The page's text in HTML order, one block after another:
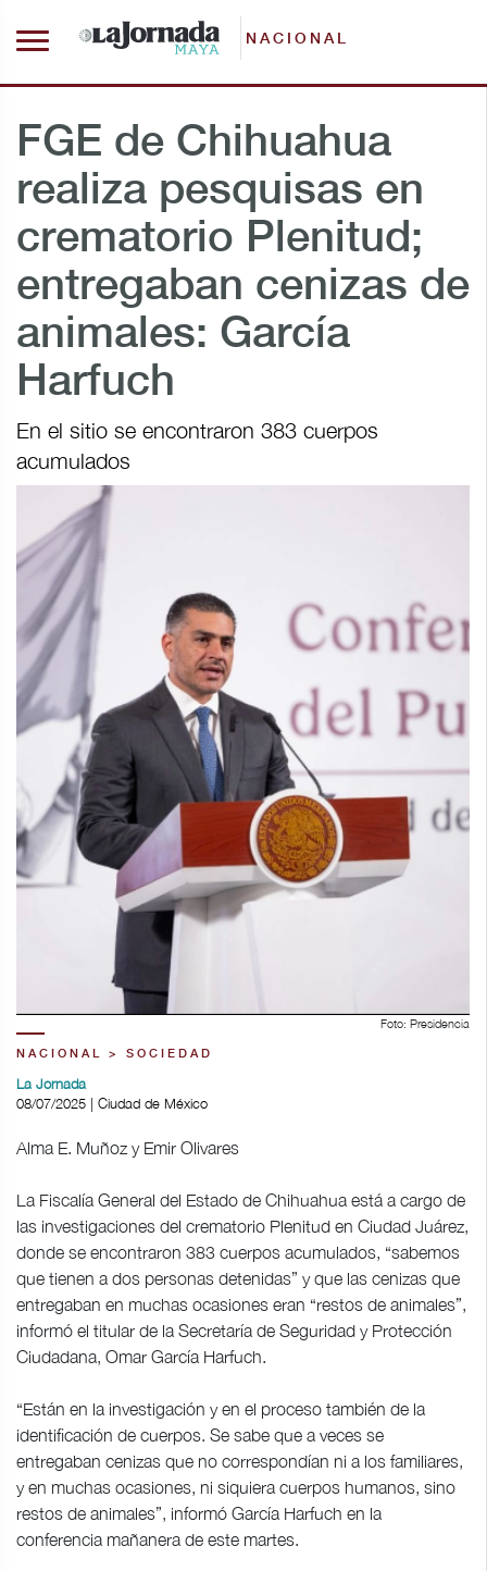
NACIONAL
FGE de Chihuahua
realiza pesquisas en
crematorio Plenitud;
entregaban cenizas de
animales: García
Harfuch
En el sitio se encontraron 383 cuerpos
acumulados
Foto: Presidencia
NACIONAL > SOCIEDAD
La Jornada
08/07/2025 | Ciudad de México
Alma E. Muñoz y Emir Olivares
La Fiscalía General del Estado de Chihuahua está a cargo de
las investigaciones del crematorio Plenitud en Ciudad Juárez,
donde se encontraron 383 cuerpos acumulados, “sabemos
que tienen a dos personas detenidas” y que las cenizas que
entregaban en muchas ocasiones eran “restos de animales”,
informó el titular de la Secretaría de Seguridad y Protección
Ciudadana, Omar García Harfuch.
“Están en la investigación y en el proceso también de la
identificación de cuerpos. Se sabe que a veces se
entregaban cenizas que no correspondían ni a los familiares,
y en muchas ocasiones, ni siquiera cuerpos humanos, sino
restos de animales”, informó García Harfuch en la
conferencia mañanera de este martes.